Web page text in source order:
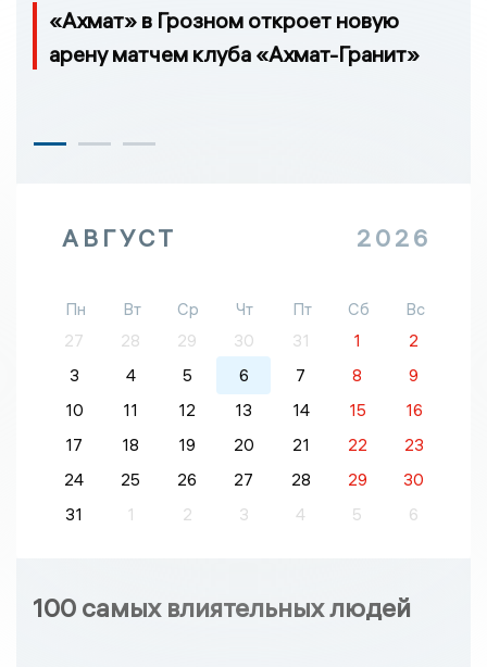
«Ахмат» в Грозном откроет новую
арену матчем клуба «Ахмат-Гранит»
АВГУСТ 2026
Пн Вт Ср Чт Пт Сб
Вс
27
28 29 30 31 1
2
3
4 5 6 7 8
9
10
11 12 13 14 15
16
17
18 19 20 21 22
23
24
25 26 27 28 29
30
31
1 2 3 4 5 6
100 самых влиятельных людей